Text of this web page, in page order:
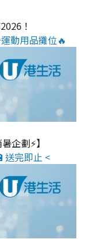
！
動用品攤位🔥
企劃⚡】
送完即止 <